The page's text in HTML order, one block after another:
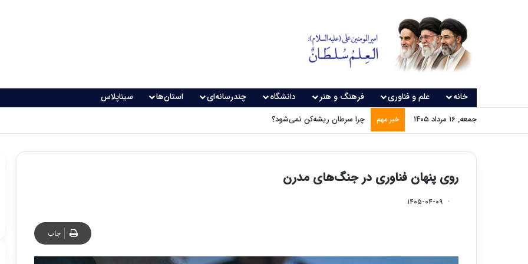
خانه علم و فناوری فرهنگ و هنر دانشگاه چندرسانه‌ای استان‌ها سیناپلاس
جمعه, ۱۶ مرداد ۱۴۰۵ خبر مهم چرا سرطان ریشه‌کن نمی‌شود؟
روی پنهان فناوری در جنگ‌های مدرن
۱۴۰۵-۰۴-۰۹
چاپ